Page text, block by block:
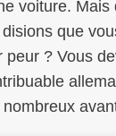
voiture. Mais
que
peur ? Vous